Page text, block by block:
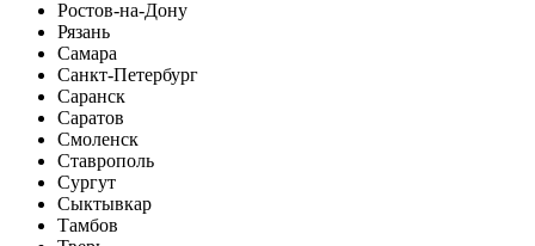
Ростов-на-Дону
Рязань
Самара
Санкт-Петербург
Саранск
Саратов
Смоленск
Ставрополь
Сургут
Сыктывкар
Тамбов